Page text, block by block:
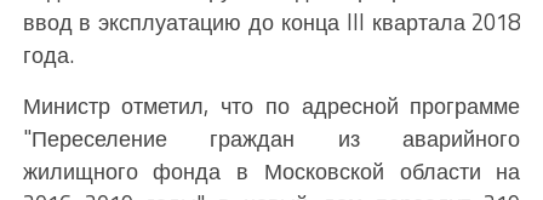
ввод в эксплуатацию до конца III квартала 2018
года.
Министр отметил, что по адресной программе
"Переселение граждан из аварийного
жилищного фонда в Московской области на